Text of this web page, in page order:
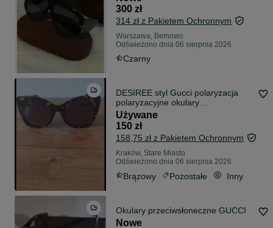
300 zł
314 zł z Pakietem Ochronnym
Warszawa, Bemowo
Odświeżono dnia 06 sierpnia 2026
Czarny
DESIREE styl Gucci polaryzacja
polaryzacyjne okulary
przeciwsłoneczne oprawki koty
szylkretowe brązowe moro
panterka damskie
Używane
150 zł
158,75 zł z Pakietem Ochronnym
Kraków, Stare Miasto
Odświeżono dnia 06 sierpnia 2026
Brązowy Pozostałe Inny
Okulary przeciwsłoneczne GUCCI
Nowe